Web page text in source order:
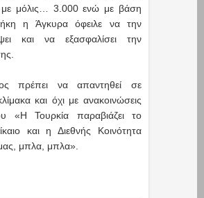
με μόλις… 3.000 ενώ με βάση
η Άγκυρα όφειλε να την
και να εξασφαλίσει την
πρέπει να απαντηθεί σε
και όχι με ανακοινώσεις
«Η Τουρκία παραβιάζει το
και η Διεθνής Κοινότητα
μας, μπλα, μπλα».